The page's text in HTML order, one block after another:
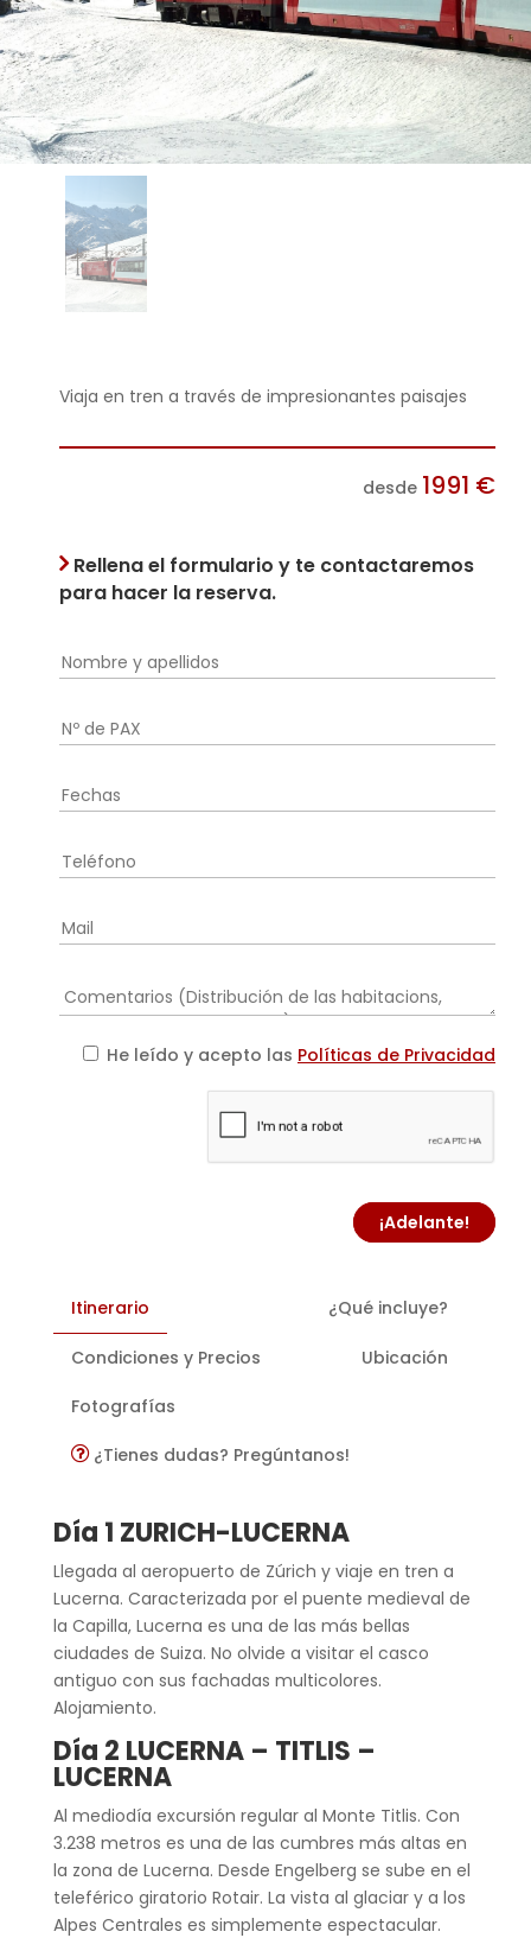
Viaja en tren a través de impresionantes paisajes
desde 1991 €
Rellena el formulario y te contactaremos
para hacer la reserva.
He leído y acepto las Políticas de Privacidad
¡Adelante!
Itinerario ¿Qué incluye?
Condiciones y Precios Ubicación
Fotografías
¿Tienes dudas? Pregúntanos!
Día 1 ZURICH-LUCERNA
Llegada al aeropuerto de Zúrich y viaje en tren a
Lucerna. Caracterizada por el puente medieval de
la Capilla, Lucerna es una de las más bellas
ciudades de Suiza. No olvide a visitar el casco
antiguo con sus fachadas multicolores.
Alojamiento.
Día 2 LUCERNA – TITLIS –
LUCERNA
Al mediodía excursión regular al Monte Titlis. Con
3.238 metros es una de las cumbres más altas en
la zona de Lucerna. Desde Engelberg se sube en el
teleférico giratorio Rotair. La vista al glaciar y a los
Alpes Centrales es simplemente espectacular.